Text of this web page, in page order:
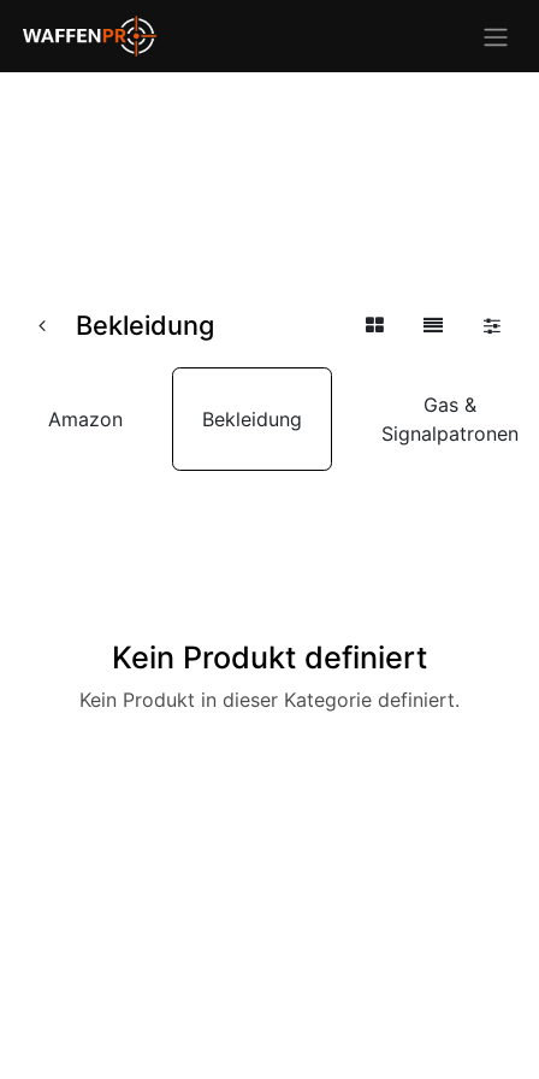
Bekleidung
Amazon Bekleidung
Gas &
Signalpatronen
Kein Produkt definiert
Kein Produkt in dieser Kategorie definiert.